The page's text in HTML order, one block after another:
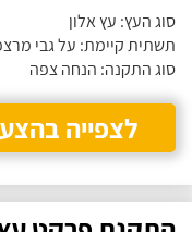
סוג העץ: עץ אלון
תשתית קיימת: על גבי
סוג התקנה: הנחה צפה
לצפייה